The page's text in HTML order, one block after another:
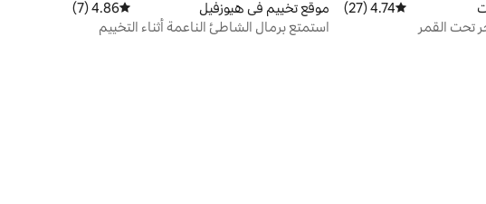
متوسط التقييم 4.74 من 5، 27 مراجعات
4.74 (27)
تحت القمر
موقع تخييم في هيوزفيل متوسط التقييم 4.86 من 5، 7 مراجعات
4.86 (7)
استمتع برمال الشاطئ الناعمة أثناء التخييم